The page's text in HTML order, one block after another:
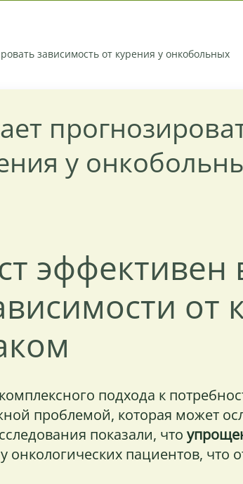
зависимость от курения у онкобольных
у
эффективен
от
подхода к
проблемой, которая может
показали, что
у онкологических пациентов, что